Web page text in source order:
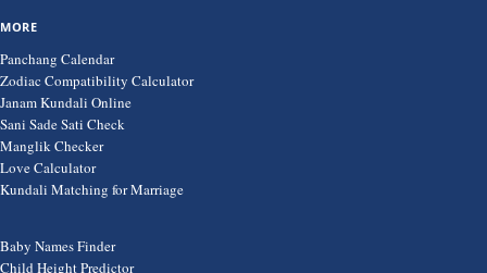
MORE
Panchang Calendar
Zodiac Compatibility Calculator
Janam Kundali Online
Sani Sade Sati Check
Manglik Checker
Love Calculator
Kundali Matching for Marriage
Baby Names Finder